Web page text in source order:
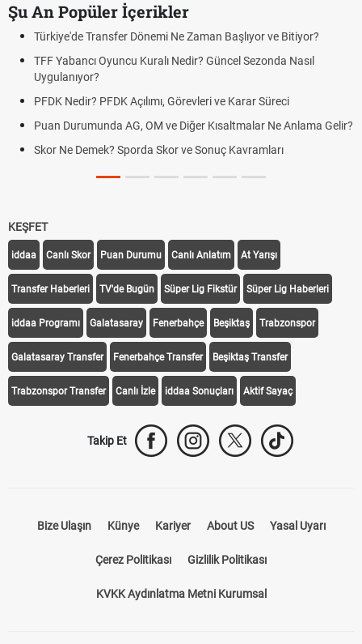
Şu An Popüler İçerikler
Türkiye'de Transfer Dönemi Ne Zaman Başlıyor ve Bitiyor?
TFF Yabancı Oyuncu Kuralı Nedir? Güncel Sezonda Nasıl
Uygulanıyor?
PFDK Nedir? PFDK Açılımı, Görevleri ve Karar Süreci
Puan Durumunda AG, OM ve Diğer Kısaltmalar Ne Anlama Gelir?
Skor Ne Demek? Sporda Skor ve Sonuç Kavramları
KEŞFET
iddaa Canlı Skor Puan Durumu Canlı Anlatım At Yarışı
Transfer Haberleri TV'de Bugün Süper Lig Fikstür Süper Lig Haberleri
iddaa Programı Galatasaray Fenerbahçe Beşiktaş Trabzonspor
Galatasaray Transfer Fenerbahçe Transfer Beşiktaş Transfer
Trabzonspor Transfer Canlı İzle iddaa Sonuçları Aktif Sayaç
Takip Et
Bize Ulaşın Künye Kariyer About US Yasal Uyarı
Çerez Politikası Gizlilik Politikası
KVKK Aydınlatma Metni Kurumsal